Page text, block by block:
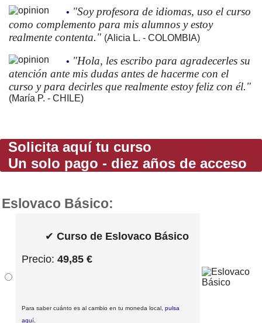
• "Soy profesora de idiomas, uso el curso
como complemento para mis alumnos y estoy
realmente contenta." (Alicia L. - COLOMBIA)
• "Hola, les escribo para agradecerles su
atención ante mis dudas antes de hacerme con el
curso y para decirles que realmente estoy feliz con él."
(María P. - CHILE)
Solicita aquí tu curso
Un solo pago - diez años de acceso
Eslovaco Básico:
✔ Curso de Eslovaco Básico
Precio: 49,85 €
Para saber cuánto es al cambio en tu moneda local, pulsa
aquí